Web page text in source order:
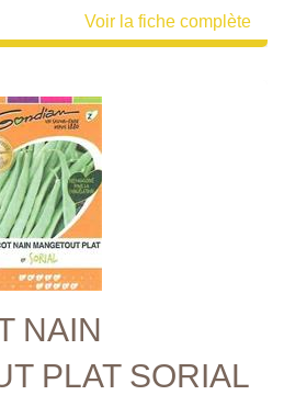
Voir la fiche complète
NAIN
PLAT SORIAL